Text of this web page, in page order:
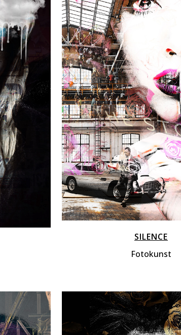
ZOOM VIEW
SILENCE
Fotokunst